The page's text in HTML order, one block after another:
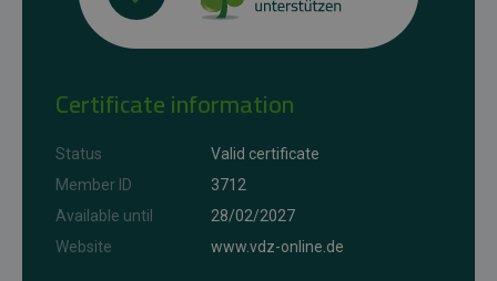
Certificate information
Status
Valid certificate
Member ID
3712
Available until
28/02/2027
Website
www.vdz-online.de